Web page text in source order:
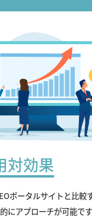
対効果
ポータルサイトと比較
にアプローチが可能です